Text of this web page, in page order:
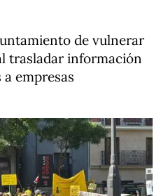
de vulnerar
trasladar información
empresas